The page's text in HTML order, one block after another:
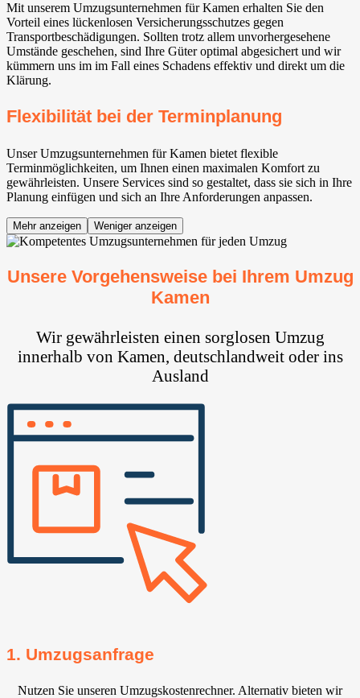
Mit unserem Umzugsunternehmen für Kamen erhalten Sie den
Vorteil eines lückenlosen Versicherungsschutzes gegen
Transportbeschädigungen. Sollten trotz allem unvorhergesehene
Umstände geschehen, sind Ihre Güter optimal abgesichert und wir
kümmern uns im im Fall eines Schadens effektiv und direkt um die
Klärung.
Flexibilität bei der Terminplanung
Unser Umzugsunternehmen für Kamen bietet flexible
Terminmöglichkeiten, um Ihnen einen maximalen Komfort zu
gewährleisten. Unsere Services sind so gestaltet, dass sie sich in Ihre
Planung einfügen und sich an Ihre Anforderungen anpassen.
Mehr anzeigen Weniger anzeigen
Unsere Vorgehensweise bei Ihrem Umzug
Kamen
Wir gewährleisten einen sorglosen Umzug
innerhalb von Kamen, deutschlandweit oder ins
Ausland
1. Umzugsanfrage
Nutzen Sie unseren Umzugskostenrechner. Alternativ bieten wir